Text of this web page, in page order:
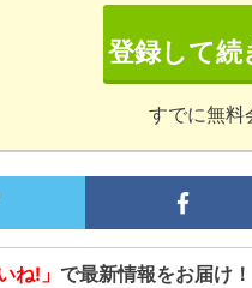
登録して続
すでに無料
ね!」 で最新情報をお届け！